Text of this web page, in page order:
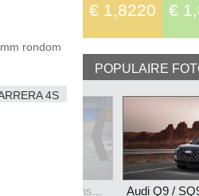
rondom
4S
€ 1,8220 €
POPULAIRE
Survolt - Le Mans...
Audi Q9 /